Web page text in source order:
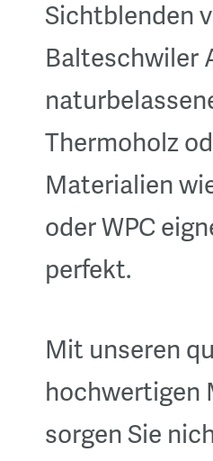
Sichtblenden
Balteschwiler
Thermoholz
Materialien
oder WPC
perfekt.
Mit unseren
hochwertigen
sorgen Sie